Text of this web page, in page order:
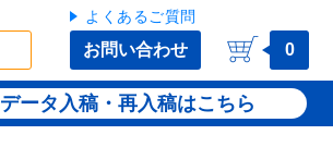
よくあるご質問
お問い合わせ 0
データ入稿・再入稿